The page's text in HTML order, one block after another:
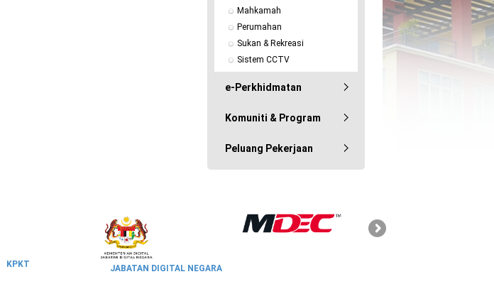
Mahkamah
Perumahan
Sukan & Rekreasi
Sistem CCTV
e-Perkhidmatan
Komuniti & Program
Peluang Pekerjaan
KPKT JABATAN DIGITAL NEGARA